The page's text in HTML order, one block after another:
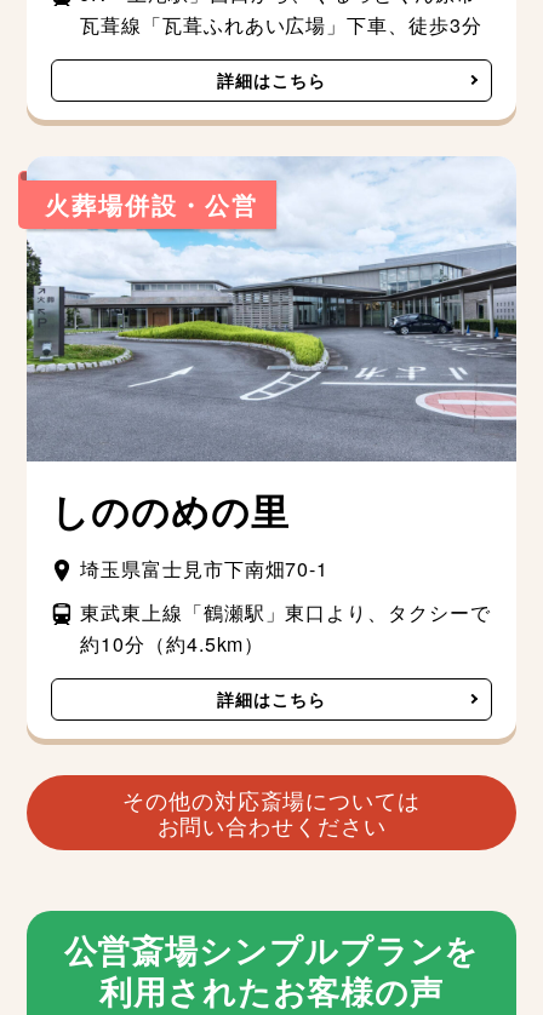
瓦葺線「瓦葺ふれあい広場」下車、徒歩3分
詳細はこちら
火葬場併設・公営
しののめの里
埼玉県富士見市下南畑70-1
東武東上線「鶴瀬駅」東口より、タクシーで
約10分（約4.5km）
詳細はこちら
その他の対応斎場については
お問い合わせください
公営斎場シンプルプランを
利用されたお客様の声